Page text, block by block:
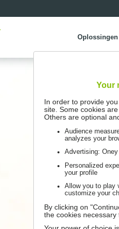
Oplossingen
Your
In order to provide
site. Some cookies
Others are optional
Audience
analyzes your
Advertising:
Personalized
your profile
Allow you to play
customize your
By clicking on
the cookies necessary